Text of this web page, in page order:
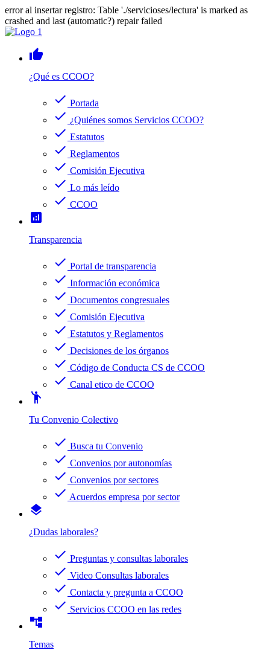
error al insertar registro: Table './servicioses/lectura' is marked as
crashed and last (automatic?) repair failed
thumb_up
¿Qué es CCOO?
check Portada
check ¿Quiénes somos Servicios CCOO?
check Estatutos
check Reglamentos
check Comisión Ejecutiva
check Lo más leído
check CCOO
analytics
Transparencia
check Portal de transparencia
check Información económica
check Documentos congresuales
check Comisión Ejecutiva
check Estatutos y Reglamentos
check Decisiones de los órganos
check Código de Conducta CS de CCOO
check Canal etico de CCOO
emoji_people
Tu Convenio Colectivo
check Busca tu Convenio
check Convenios por autonomías
check Convenios por sectores
check Acuerdos empresa por sector
layers
¿Dudas laborales?
check Preguntas y consultas laborales
check Video Consultas laborales
check Contacta y pregunta a CCOO
check Servicios CCOO en las redes
account_tree
Temas